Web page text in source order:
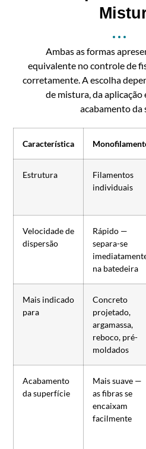
Ambas as formas
equivalente no controle de
corretamente. A escolha
de mistura, da
acabamento da
Característica
Estrutura
Filamentos
individuais
Velocidade de
dispersão
Rápido —
separa-se
na batedeira
Mais indicado
para
Concreto
projetado,
argamassa,
reboco, pré-
moldados
Acabamento
da superfície
Mais suave —
as fibras se
encaixam
facilmente